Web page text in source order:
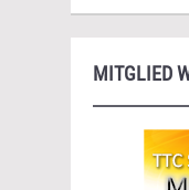
MITGLIED